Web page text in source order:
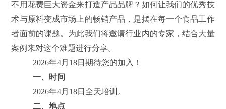
不用花费巨大资金来打造产品品牌？如何让我们的优秀技
术与原料变成市场上的畅销产品，是摆在每一个食品工作
者面前的课题。为此我们将邀请行业内的专家，结合大量
案例来对这个难题进行分享。
2026年4月18日期待您的加入！
一、时间
2026年4月18日全天培训。
二、地点